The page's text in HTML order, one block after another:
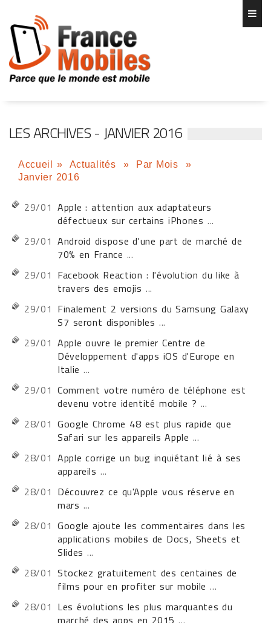
LES ARCHIVES - JANVIER 2016
Accueil » Actualités » Par Mois
»
Janvier 2016
29/01 Apple : attention aux adaptateurs
défectueux sur certains iPhones ...
29/01 Android dispose d'une part de marché de
70% en France ...
29/01 Facebook Reaction : l'évolution du like à
travers des emojis ...
29/01 Finalement 2 versions du Samsung Galaxy
S7 seront disponibles ...
29/01 Apple ouvre le premier Centre de
Développement d'apps iOS d'Europe en
Italie...
29/01 Comment votre numéro de téléphone est
devenu votre identité mobile ? ...
28/01 Google Chrome 48 est plus rapide que
Safari sur les appareils Apple ...
28/01 Apple corrige un bug inquiétant lié à ses
appareils ...
28/01 Découvrez ce qu'Apple vous réserve en
mars ...
28/01 Google ajoute les commentaires dans les
applications mobiles de Docs, Sheets et
Slides ...
28/01 Stockez gratuitement des centaines de
films pour en profiter sur mobile...
28/01 Les évolutions les plus marquantes du
marché des apps en 2015 ...